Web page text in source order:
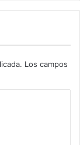
Los campos